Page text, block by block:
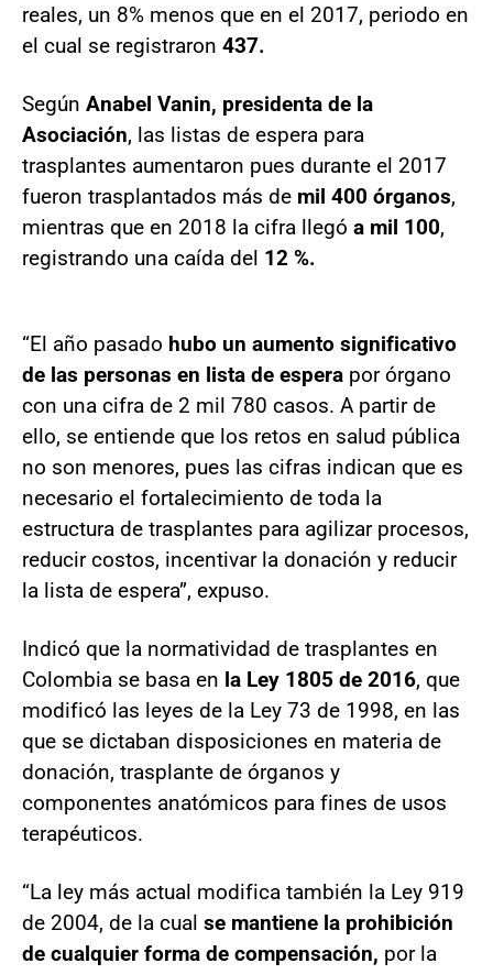
reales, un 8% menos que en el 2017, periodo en
el cual se registraron 437.
Según Anabel Vanin, presidenta de la
Asociación, las listas de espera para
trasplantes aumentaron pues durante el 2017
fueron trasplantados más de mil 400 órganos,
mientras que en 2018 la cifra llegó a mil 100,
registrando una caída del 12 %.
“El año pasado hubo un aumento significativo
de las personas en lista de espera por órgano
con una cifra de 2 mil 780 casos. A partir de
ello, se entiende que los retos en salud pública
no son menores, pues las cifras indican que es
necesario el fortalecimiento de toda la
estructura de trasplantes para agilizar procesos,
reducir costos, incentivar la donación y reducir
la lista de espera”, expuso.
Indicó que la normatividad de trasplantes en
Colombia se basa en la Ley 1805 de 2016, que
modificó las leyes de la Ley 73 de 1998, en las
que se dictaban disposiciones en materia de
donación, trasplante de órganos y
componentes anatómicos para fines de usos
terapéuticos.
“La ley más actual modifica también la Ley 919
de 2004, de la cual se mantiene la prohibición
de cualquier forma de compensación, por la